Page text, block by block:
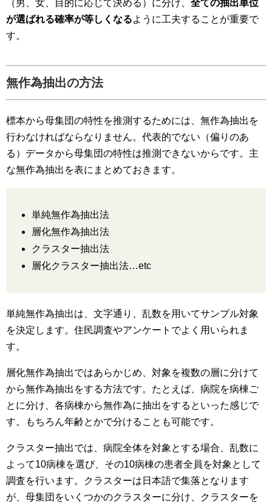
（男、女、目的に応じて決める）に分け、 全ての抽出単位
が選ばれる確率が等しくなるように工夫することが重要で
す。
無作為抽出の方法
標本から母集団の特性を推測するためには、無作為抽出を
行わなければならなりません。代表的でない（偏りのあ
る）データから母集団の特性は推測できないからです。主
な無作為抽出を表にまとめておきます。
単純無作為抽出法
層化無作為抽出法
クラスター抽出法
層化クラスター抽出法…etc
単純無作為抽出は、文字通り、乱数を用いてサンプル対象
を決定します。住民調査やアンケートでよく用いられま
す。
層化無作為抽出ではあらかじめ、対象を複数の層に分けて
から無作為抽出をする方法です。たとえば、病院を病棟ご
とに分け、各病棟から無作為に抽出をするといった感じで
す。もちろん年齢とかで分けることも可能です。
クラスター抽出では、病院全体を対象とする場合、乱数に
よって10病棟を選び、その10病棟の患者全員を対象として
調査を行います。クラスターは日本語で集落となります
が、母集団をいくつかのクラスターに分け、クラスターを